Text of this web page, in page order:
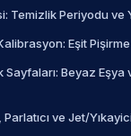
Temizlik Periyodu ve
Kalibrasyon: Eşit
Beyaz Eşya
ve Jet/